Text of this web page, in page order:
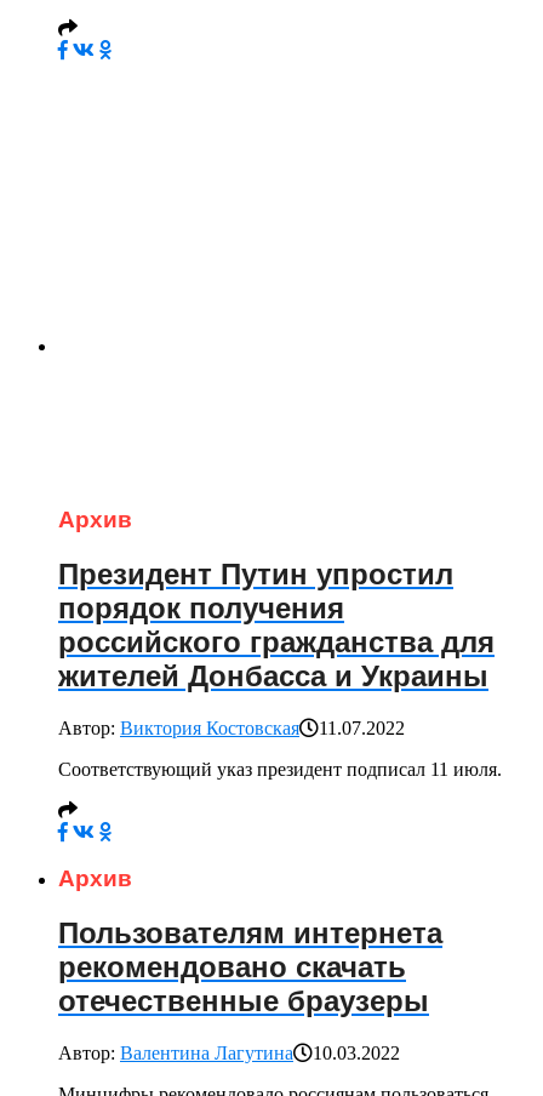
Архив
Президент Путин упростил
порядок получения
российского гражданства для
жителей Донбасса и Украины
Автор: Виктория Костовская
11.07.2022
Соответствующий указ президент подписал 11 июля.
Архив
Пользователям интернета
рекомендовано скачать
отечественные браузеры
Автор: Валентина Лагутина
10.03.2022